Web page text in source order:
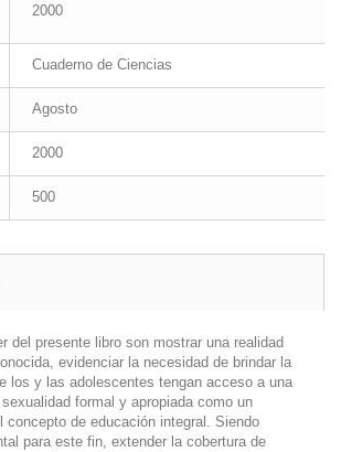
2000
Cuaderno de Ciencias
Agosto
2000
500
del presente libro son mostrar una realidad
evidenciar la necesidad de brindar la
los y las adolescentes tengan acceso a una
formal y apropiada como un
concepto de educación integral. Siendo
para este fin, extender la cobertura de